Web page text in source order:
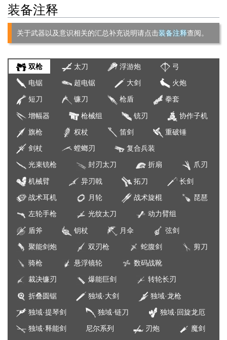
装备注释
关于武器以及意识相关的汇总补充说明请点击装备注释查阅。
双枪 太刀 浮游炮 弓
电锯 超电锯 大剑 火炮
短刀 镰刀 枪盾 拳套
增幅器 枪械组 铳刃 协作子机
旗枪 权杖 笛剑 重破锤
剑杖 螳螂刃 复合兵装
光束铳枪 封刃太刀 折扇 爪刃
机械臂 异刃戟 拓刀 长剑
战术耳机 月轮 战术旋棍 琵琶
左轮手枪 光纹太刀 动力臂组
盾斧 钥杖 月伞 弦剑
聚能剑炮 双刃枪 蛇腹剑 剪刀
骑枪 悬浮镜轮 数码战靴
裁决镰刃 爆能巨剑 转轮长刃
折叠圆锯 独域·大剑 独域·龙枪
独域·提琴剑 独域·链刀 独域·回旋龙厄
独域·释能剑 尼尔系列 刃炮 魔剑